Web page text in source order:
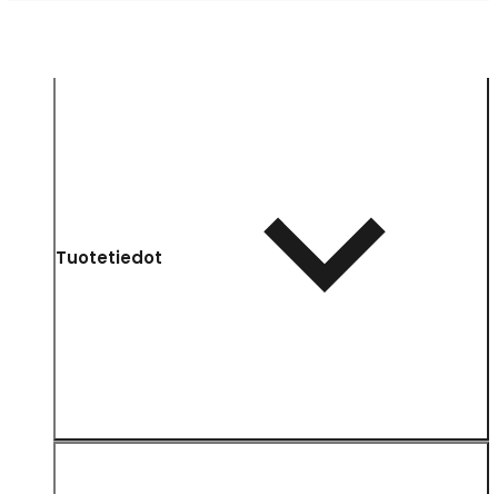
Tuotetiedot